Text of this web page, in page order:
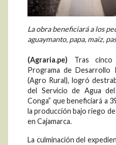
La obra beneficiará a los
aguaymanto, papa, maíz,
(Agraria.pe) Tras cinco
Programa de Desarrollo
(Agro Rural), logró
del Servicio de Agua
Conga” que beneficiará a
la producción bajo riego
en Cajamarca.
La culminación del